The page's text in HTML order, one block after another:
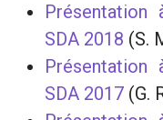
Présentation
SDA 2018 (S.
Présentation
SDA 2017(G.